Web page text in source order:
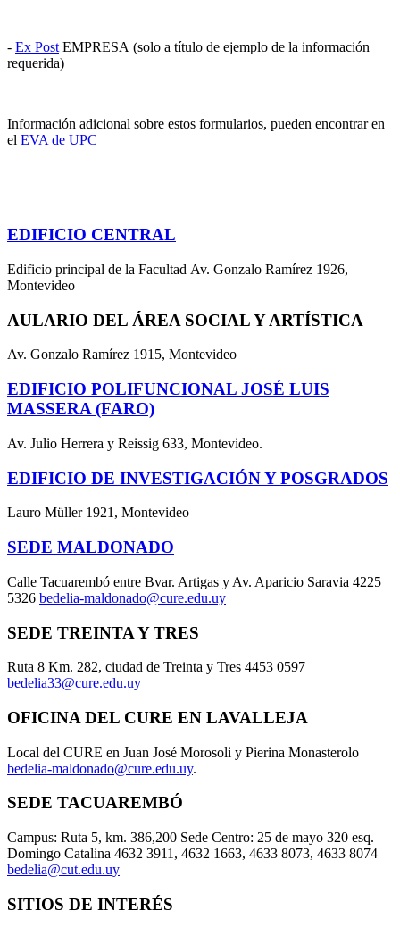
- Ex Post EMPRESA (solo a título de ejemplo de la información
requerida)
Información adicional sobre estos formularios, pueden encontrar en
el EVA de UPC
EDIFICIO CENTRAL
Edificio principal de la Facultad Av. Gonzalo Ramírez 1926,
Montevideo
AULARIO DEL ÁREA SOCIAL Y ARTÍSTICA
Av. Gonzalo Ramírez 1915, Montevideo
EDIFICIO POLIFUNCIONAL JOSÉ LUIS
MASSERA (FARO)
Av. Julio Herrera y Reissig 633, Montevideo.
EDIFICIO DE INVESTIGACIÓN Y POSGRADOS
Lauro Müller 1921, Montevideo
SEDE MALDONADO
Calle Tacuarembó entre Bvar. Artigas y Av. Aparicio Saravia 4225
5326 bedelia-maldonado@cure.edu.uy
SEDE TREINTA Y TRES
Ruta 8 Km. 282, ciudad de Treinta y Tres 4453 0597
bedelia33@cure.edu.uy
OFICINA DEL CURE EN LAVALLEJA
Local del CURE en Juan José Morosoli y Pierina Monasterolo
bedelia-maldonado@cure.edu.uy.
SEDE TACUAREMBÓ
Campus: Ruta 5, km. 386,200 Sede Centro: 25 de mayo 320 esq.
Domingo Catalina 4632 3911, 4632 1663, 4633 8073, 4633 8074
bedelia@cut.edu.uy
SITIOS DE INTERÉS